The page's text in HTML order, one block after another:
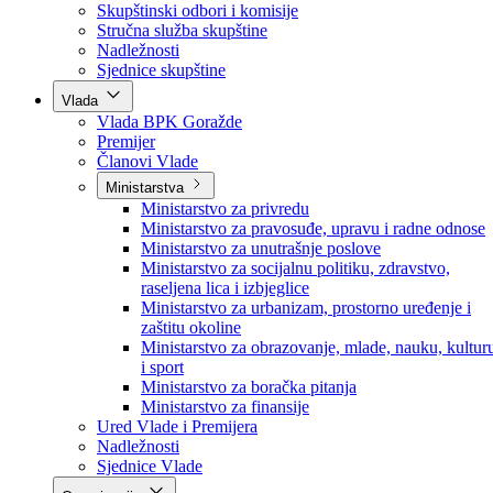
Poslanici po strankama
Poslanici po klubovima naroda
Kolegij skupštine
Skupštinski odbori i komisije
Stručna služba skupštine
Nadležnosti
Sjednice skupštine
Vlada
Vlada BPK Goražde
Premijer
Članovi Vlade
Ministarstva
Ministarstvo za privredu
Ministarstvo za pravosuđe, upravu i radne odnose
Ministarstvo za unutrašnje poslove
Ministarstvo za socijalnu politiku, zdravstvo,
raseljena lica i izbjeglice
Ministarstvo za urbanizam, prostorno uređenje i
zaštitu okoline
Ministarstvo za obrazovanje, mlade, nauku,
i sport
Ministarstvo za boračka pitanja
Ministarstvo za finansije
Ured Vlade i Premijera